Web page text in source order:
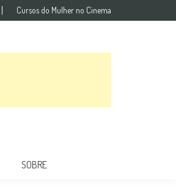
Cursos do Mulher no Cinema
SOBRE